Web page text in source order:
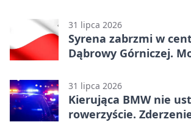
31 lipca 2026
Syrena zabrzmi w
Dąbrowy Górniczej.
31 lipca 2026
Kierująca BMW nie
rowerzyście.